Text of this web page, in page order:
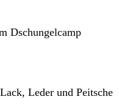
Dschungelcamp
Leder und Peitsche